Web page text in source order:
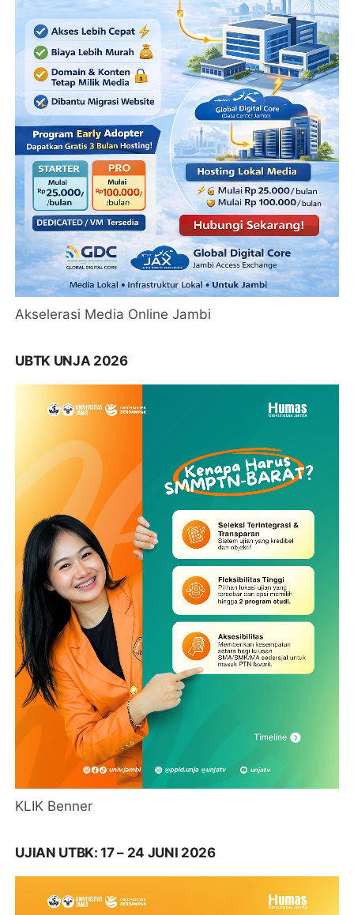
Akselerasi Media Online Jambi
UBTK UNJA 2026
KLIK Benner
UJIAN UTBK: 17 – 24 JUNI 2026